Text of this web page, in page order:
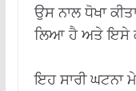
ਉਸ ਨਾਲ ਧੋਖਾ
ਲਿਆ ਹੈ ਅਤੇ ਇਸੇ
ਇਹ ਸਾਰੀ ਘਟਨਾ